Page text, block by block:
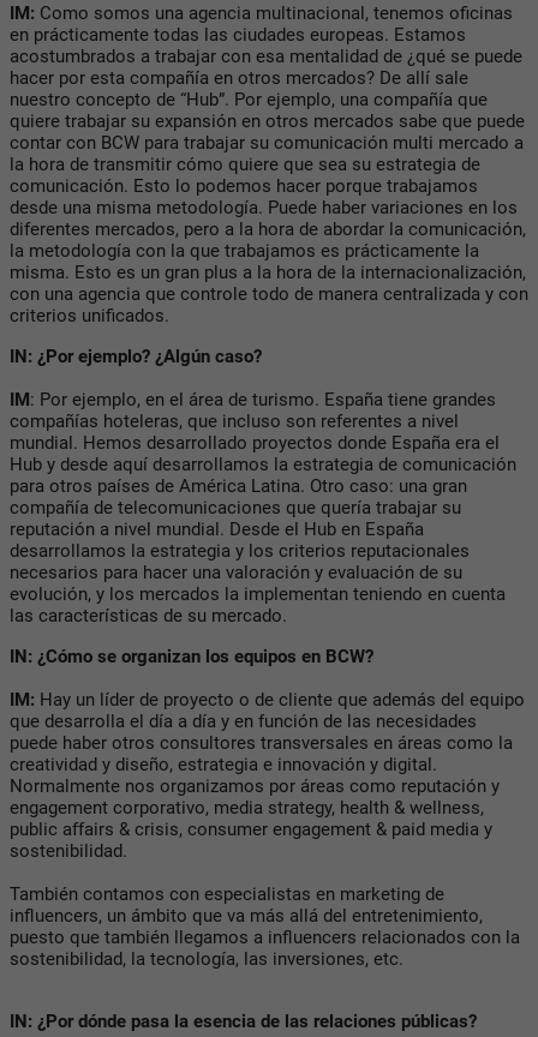
IM: Como somos una agencia multinacional, tenemos oficinas
en prácticamente todas las ciudades europeas. Estamos
acostumbrados a trabajar con esa mentalidad de ¿qué se puede
hacer por esta compañía en otros mercados? De allí sale
nuestro concepto de “Hub”. Por ejemplo, una compañía que
quiere trabajar su expansión en otros mercados sabe que puede
contar con BCW para trabajar su comunicación multi mercado a
la hora de transmitir cómo quiere que sea su estrategia de
comunicación. Esto lo podemos hacer porque trabajamos
desde una misma metodología. Puede haber variaciones en los
diferentes mercados, pero a la hora de abordar la comunicación,
la metodología con la que trabajamos es prácticamente la
misma. Esto es un gran plus a la hora de la internacionalización,
con una agencia que controle todo de manera centralizada y con
criterios unificados.
IN: ¿Por ejemplo? ¿Algún caso?
IM: Por ejemplo, en el área de turismo. España tiene grandes
compañías hoteleras, que incluso son referentes a nivel
mundial. Hemos desarrollado proyectos donde España era el
Hub y desde aquí desarrollamos la estrategia de comunicación
para otros países de América Latina. Otro caso: una gran
compañía de telecomunicaciones que quería trabajar su
reputación a nivel mundial. Desde el Hub en España
desarrollamos la estrategia y los criterios reputacionales
necesarios para hacer una valoración y evaluación de su
evolución, y los mercados la implementan teniendo en cuenta
las características de su mercado.
IN: ¿Cómo se organizan los equipos en BCW?
IM: Hay un líder de proyecto o de cliente que además del equipo
que desarrolla el día a día y en función de las necesidades
puede haber otros consultores transversales en áreas como la
creatividad y diseño, estrategia e innovación y digital.
Normalmente nos organizamos por áreas como reputación y
engagement corporativo, media strategy, health & wellness,
public affairs & crisis, consumer engagement & paid media y
sostenibilidad.
También contamos con especialistas en marketing de
influencers, un ámbito que va más allá del entretenimiento,
puesto que también llegamos a influencers relacionados con la
sostenibilidad, la tecnología, las inversiones, etc.
IN: ¿Por dónde pasa la esencia de las relaciones públicas?